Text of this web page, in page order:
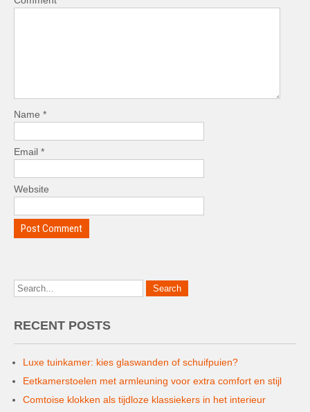
Name *
Email *
Website
RECENT POSTS
Luxe tuinkamer: kies glaswanden of schuifpuien?
Eetkamerstoelen met armleuning voor extra comfort en stijl
Comtoise klokken als tijdloze klassiekers in het interieur